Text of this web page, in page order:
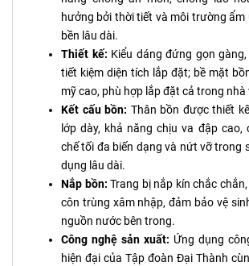
hưởng bởi thời tiết và môi trường ẩm
bền lâu dài.
Thiết kế: Kiểu dáng đứng gọn
tiết kiệm diện tích lắp đặt; bề mặt
mỹ cao, phù hợp lắp đặt cả trong
Kết cấu bồn: Thân bồn được thiết
lớp dày, khả năng chịu va đập cao,
chế tối đa biến dạng và nứt vỡ trong
dụng lâu dài.
Nắp bồn:Trang bị nắp kín chắc
côn trùng xâm nhập, đảm bảo vệ
nguồn nước bên trong.
Công nghệ sản xuất: Ứng dụng
hiện đại của Tập đoàn Đại Thành